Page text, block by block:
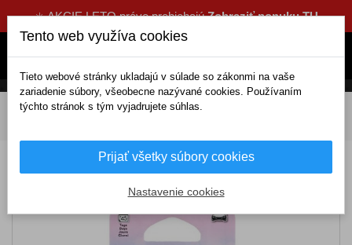
☀️ AKCIE LETO práve prebiehajúZobraziť ponuku TU
DOMOV Kozmetika a čistenie
Little Joe Flower
Tento web využíva cookies
Tieto webové stránky ukladajú v súlade so zákonmi na vaše
zariadenie súbory, všeobecne nazývané cookies. Používaním
týchto stránok s tým vyjadrujete súhlas.
Prijať všetky súbory cookies
Nastavenie cookies